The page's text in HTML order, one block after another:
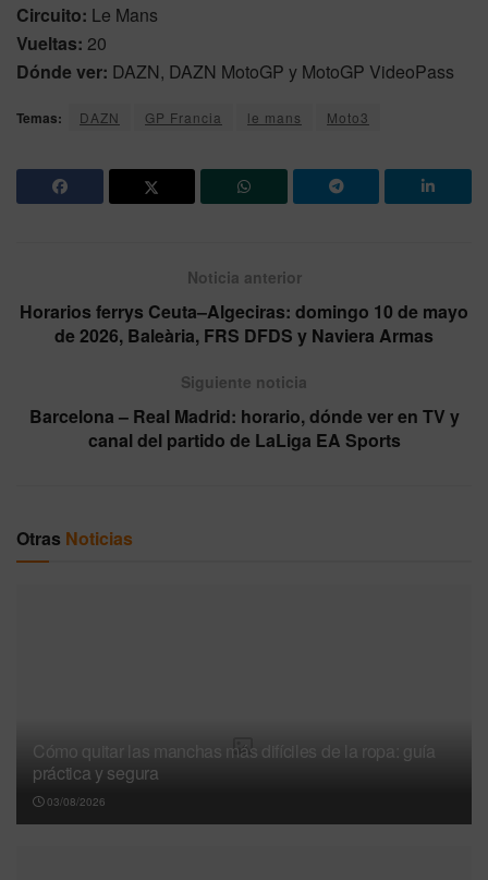
Circuito: Le Mans
Vueltas: 20
Dónde ver: DAZN, DAZN MotoGP y MotoGP VideoPass
Temas: DAZN GP Francia le mans Moto3
Noticia anterior
Horarios ferrys Ceuta–Algeciras: domingo 10 de mayo
de 2026, Baleària, FRS DFDS y Naviera Armas
Siguiente noticia
Barcelona – Real Madrid: horario, dónde ver en TV y
canal del partido de LaLiga EA Sports
Otras Noticias
Cómo quitar las manchas más difíciles de la ropa: guía
práctica y segura
03/08/2026